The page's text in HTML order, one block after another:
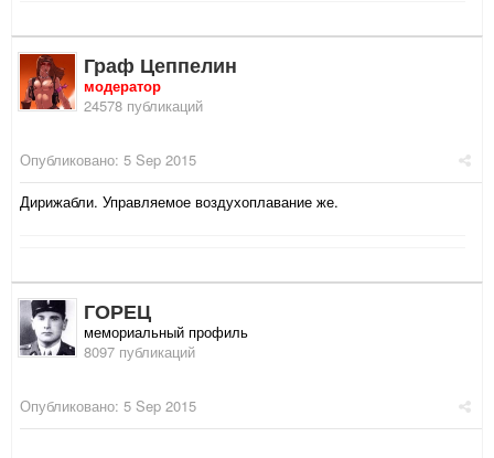
Граф Цеппелин
модератор
24578 публикаций
Опубликовано: 5 Sep 2015
Дирижабли. Управляемое воздухоплавание же.
ГОРЕЦ
мемориальный профиль
8097 публикаций
Опубликовано: 5 Sep 2015